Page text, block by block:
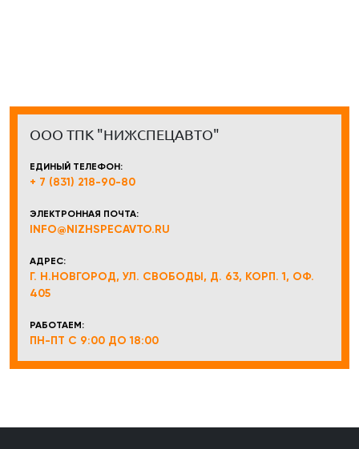
ООО ТПК "НИЖСПЕЦАВТО"
ЕДИНЫЙ ТЕЛЕФОН:
+ 7 (831) 218-90-80
ЭЛЕКТРОННАЯ ПОЧТА:
INFO@NIZHSPECAVTO.RU
АДРЕС:
Г. Н.НОВГОРОД, УЛ. СВОБОДЫ, Д. 63, КОРП. 1, ОФ.
405
РАБОТАЕМ:
ПН-ПТ С 9:00 ДО 18:00